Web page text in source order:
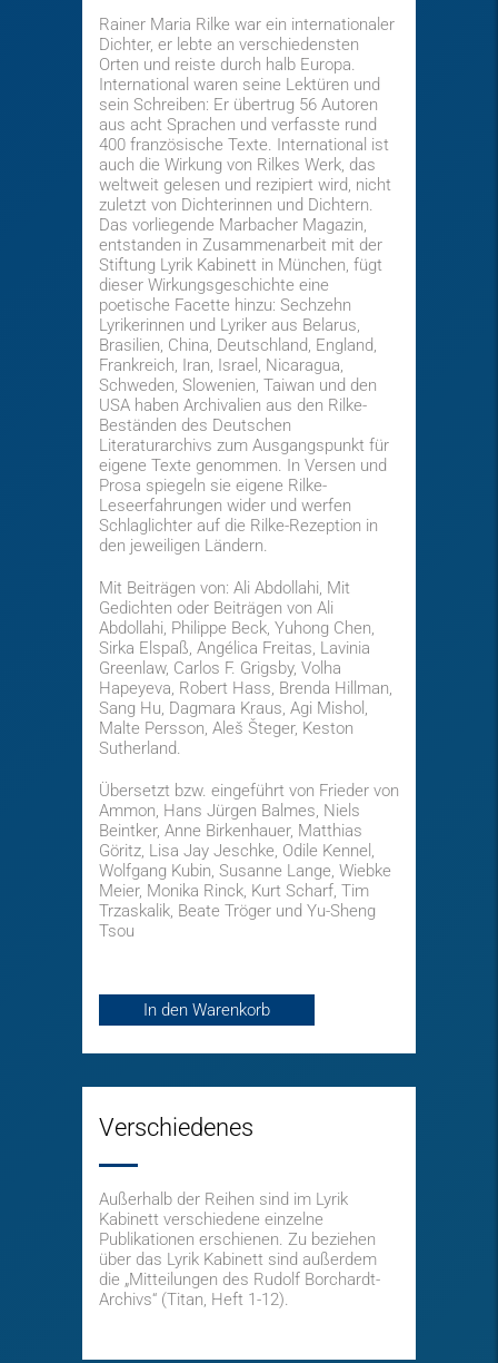
Rainer Maria Rilke war ein internationaler
Dichter, er lebte an verschiedensten
Orten und reiste durch halb Europa.
International waren seine Lektüren und
sein Schreiben: Er übertrug 56 Autoren
aus acht Sprachen und verfasste rund
400 französische Texte. International ist
auch die Wirkung von Rilkes Werk, das
weltweit gelesen und rezipiert wird, nicht
zuletzt von Dichterinnen und Dichtern.
Das vorliegende Marbacher Magazin,
entstanden in Zusammenarbeit mit der
Stiftung Lyrik Kabinett in München, fügt
dieser Wirkungsgeschichte eine
poetische Facette hinzu: Sechzehn
Lyrikerinnen und Lyriker aus Belarus,
Brasilien, China, Deutschland, England,
Frankreich, Iran, Israel, Nicaragua,
Schweden, Slowenien, Taiwan und den
USA haben Archivalien aus den Rilke-
Beständen des Deutschen
Literaturarchivs zum Ausgangspunkt für
eigene Texte genommen. In Versen und
Prosa spiegeln sie eigene Rilke-
Leseerfahrungen wider und werfen
Schlaglichter auf die Rilke-Rezeption in
den jeweiligen Ländern.
Mit Beiträgen von: Ali Abdollahi, Mit
Gedichten oder Beiträgen von Ali
Abdollahi, Philippe Beck, Yuhong Chen,
Sirka Elspaß, Angélica Freitas, Lavinia
Greenlaw, Carlos F. Grigsby, Volha
Hapeyeva, Robert Hass, Brenda Hillman,
Sang Hu, Dagmara Kraus, Agi Mishol,
Malte Persson, Aleš Šteger, Keston
Sutherland.
Übersetzt bzw. eingeführt von Frieder von
Ammon, Hans Jürgen Balmes, Niels
Beintker, Anne Birkenhauer, Matthias
Göritz, Lisa Jay Jeschke, Odile Kennel,
Wolfgang Kubin, Susanne Lange, Wiebke
Meier, Monika Rinck, Kurt Scharf, Tim
Trzaskalik, Beate Tröger und Yu-Sheng
Tsou
In den Warenkorb
Verschiedenes
Außerhalb der Reihen sind im Lyrik
Kabinett verschiedene einzelne
Publikationen erschienen. Zu beziehen
über das Lyrik Kabinett sind außerdem
die „Mitteilungen des Rudolf Borchardt-
Archivs“ (Titan, Heft 1-12).